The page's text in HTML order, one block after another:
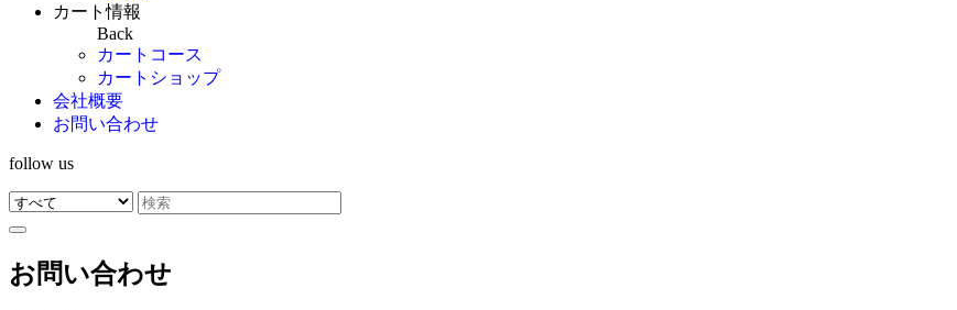
カート情報
Back
カートコース
カートショップ
会社概要
お問い合わせ
follow us
お問い合わせ